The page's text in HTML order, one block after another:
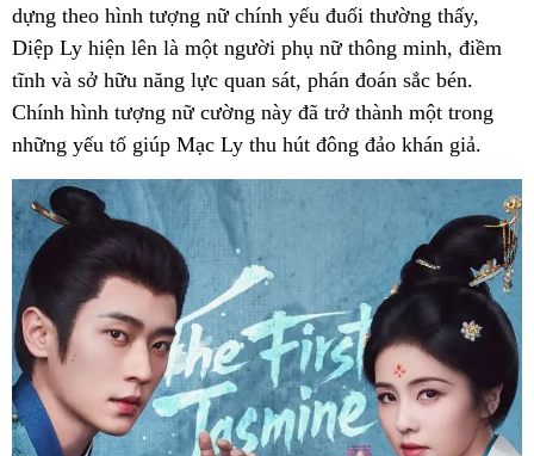
dựng theo hình tượng nữ chính yếu đuối thường thấy,
Diệp Ly hiện lên là một người phụ nữ thông minh, điềm
tĩnh và sở hữu năng lực quan sát, phán đoán sắc bén.
Chính hình tượng nữ cường này đã trở thành một trong
những yếu tố giúp Mạc Ly thu hút đông đảo khán giả.